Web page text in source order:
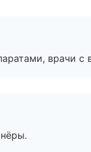
врачи